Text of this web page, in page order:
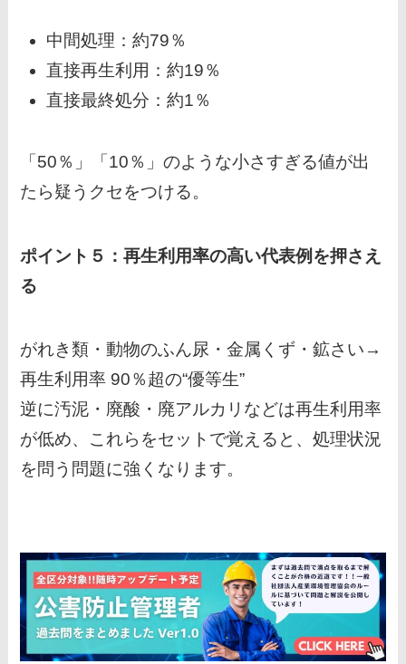
中間処理：約79％
直接再生利用：約19％
直接最終処分：約1％
「50％」「10％」のような小さすぎる値が出
たら疑うクセをつける。
ポイント５：再生利用率の高い代表例を押さえ
る
がれき類・動物のふん尿・金属くず・鉱さい→
再生利用率 90％超の“優等生”
逆に汚泥・廃酸・廃アルカリなどは再生利用率
が低め、これらをセットで覚えると、処理状況
を問う問題に強くなります。